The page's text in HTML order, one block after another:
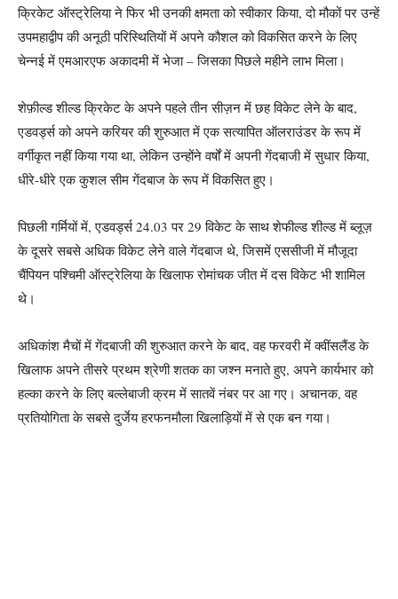
क्रिकेट ऑस्ट्रेलिया ने फिर भी उनकी क्षमता को स्वीकार किया, दो मौकों पर उन्हें
उपमहाद्वीप की अनूठी परिस्थितियों में अपने कौशल को विकसित करने के लिए
चेन्नई में एमआरएफ अकादमी में भेजा – जिसका पिछले महीने लाभ मिला।
शेफ़ील्ड शील्ड क्रिकेट के अपने पहले तीन सीज़न में छह विकेट लेने के बाद,
एडवर्ड्स को अपने करियर की शुरुआत में एक सत्यापित ऑलराउंडर के रूप में
वर्गीकृत नहीं किया गया था, लेकिन उन्होंने वर्षों में अपनी गेंदबाजी में सुधार किया,
धीरे-धीरे एक कुशल सीम गेंदबाज के रूप में विकसित हुए।
पिछली गर्मियों में, एडवर्ड्स 24.03 पर 29 विकेट के साथ शेफील्ड शील्ड में ब्लूज़
के दूसरे सबसे अधिक विकेट लेने वाले गेंदबाज थे, जिसमें एससीजी में मौजूदा
चैंपियन पश्चिमी ऑस्ट्रेलिया के खिलाफ रोमांचक जीत में दस विकेट भी शामिल
थे।
अधिकांश मैचों में गेंदबाजी की शुरुआत करने के बाद, वह फरवरी में क्वींसलैंड के
खिलाफ अपने तीसरे प्रथम श्रेणी शतक का जश्न मनाते हुए, अपने कार्यभार को
हल्का करने के लिए बल्लेबाजी क्रम में सातवें नंबर पर आ गए। अचानक, वह
प्रतियोगिता के सबसे दुर्जेय हरफनमौला खिलाड़ियों में से एक बन गया।